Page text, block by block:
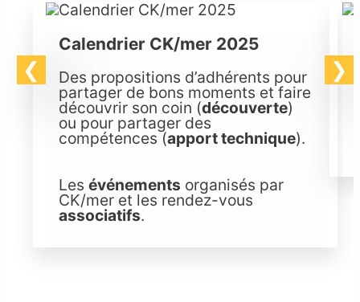
Calendrier CK/mer 2025
Des propositions d’adhérents pour
partager de bons moments et faire
découvrir son coin (découverte)
ou pour partager des
compétences (apport technique).
Lesévénements organisés par
CK/mer et les rendez-vous
associatifs.